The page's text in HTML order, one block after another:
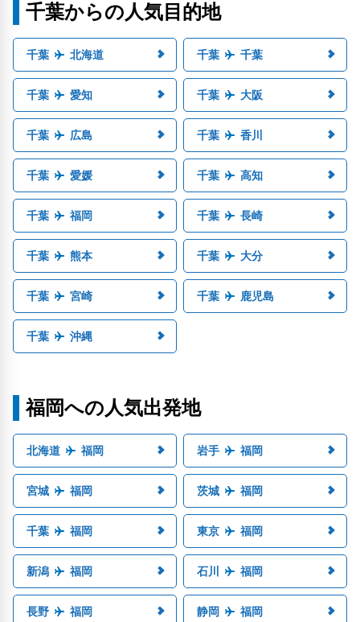
千葉からの人気目的地
千葉 北海道 千葉 千葉
千葉 愛知 千葉 大阪
千葉 広島 千葉 香川
千葉 愛媛 千葉 高知
千葉 福岡 千葉 長崎
千葉 熊本 千葉 大分
千葉 宮崎 千葉 鹿児島
千葉 沖縄
福岡への人気出発地
北海道 福岡 岩手 福岡
宮城 福岡 茨城 福岡
千葉 福岡 東京 福岡
新潟 福岡 石川 福岡
長野 福岡 静岡 福岡